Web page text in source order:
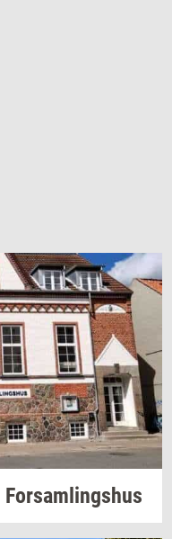
For­sam­lings­hus